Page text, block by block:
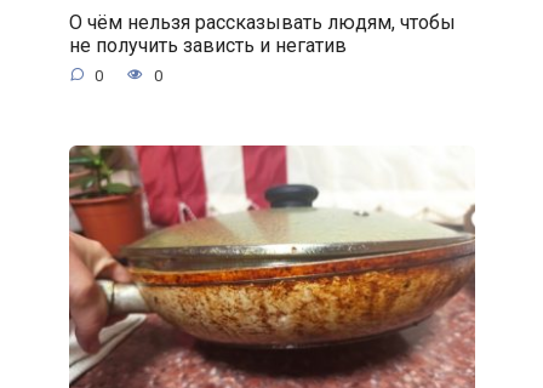
О чём нельзя рассказывать людям, чтобы
не получить зависть и негатив
0 0